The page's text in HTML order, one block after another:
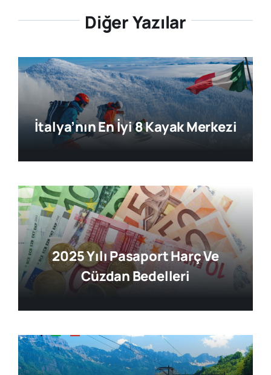
Diğer Yazılar
İtalya’nın En İyi 8 Kayak Merkezi
2025 Yılı Pasaport Harç Ve
Cüzdan Bedelleri